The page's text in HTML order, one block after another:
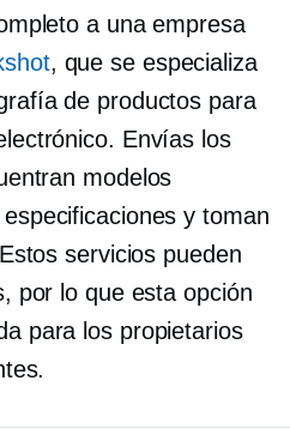
a una empresa
, que se especializa
de productos para
Envías los
modelos
y toman
servicios pueden
por lo que esta opción
para los propietarios